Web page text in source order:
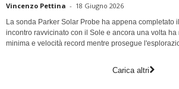
Vincenzo Pettina - 18 Giugno 2026
La sonda Parker Solar Probe ha appena completato
incontro ravvicinato con il Sole e ancora una volta
minima e velocità record mentre prosegue
Carica altri